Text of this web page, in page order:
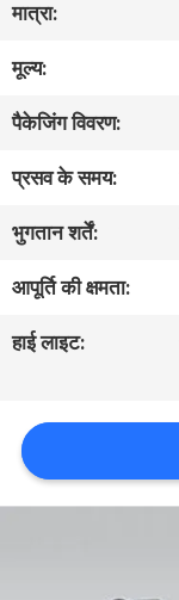
कारखाना
भ्रमण
गुणवत्ता
नियंत्रण
संपर्क
एक
उद्धरण
मात्रा:
मूल्य:
पैकेजिंग विवरण:
प्रसव के समय:
भुगतान शर्तें:
आपूर्ति की क्षमता:
हाई लाइट: